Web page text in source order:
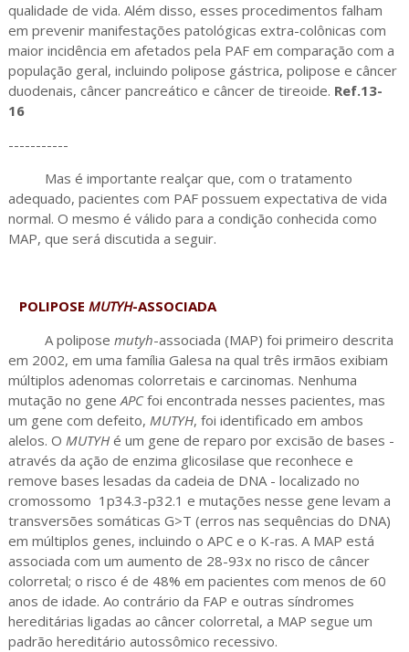
qualidade de vida. Além disso, esses procedimentos falham
em prevenir manifestações patológicas extra-colônicas com
maior incidência em afetados pela PAF em comparação com a
população geral, incluindo polipose gástrica, polipose e câncer
duodenais, câncer pancreático e câncer de tireoide. Ref.13-
16
-----------
Mas é importante realçar que, com o tratamento
adequado, pacientes com PAF possuem expectativa de vida
normal. O mesmo é válido para a condição conhecida como
MAP, que será discutida a seguir.
POLIPOSE MUTYH-ASSOCIADA
A polipose mutyh-associada (MAP) foi primeiro descrita
em 2002, em uma família Galesa na qual três irmãos exibiam
múltiplos adenomas colorretais e carcinomas. Nenhuma
mutação no geneAPCfoi encontrada nesses pacientes, mas
um gene com defeito, MUTYH, foi identificado em ambos
alelos. O MUTYHé um gene de reparo por excisão de bases -
através da ação de enzima glicosilase que reconhece e
remove bases lesadas da cadeia de DNA - localizado no
cromossomo 1p34.3-p32.1 e mutações nesse gene levam a
transversões somáticas G>T (erros nas sequências do DNA)
em múltiplos genes, incluindo o APC e o K-ras. A MAP está
associada com um aumento de 28-93x no risco de câncer
colorretal; o risco é de 48% em pacientes com menos de 60
anos de idade. Ao contrário da FAP e outras síndromes
hereditárias ligadas ao câncer colorretal, a MAP segue um
padrão hereditário autossômico recessivo.